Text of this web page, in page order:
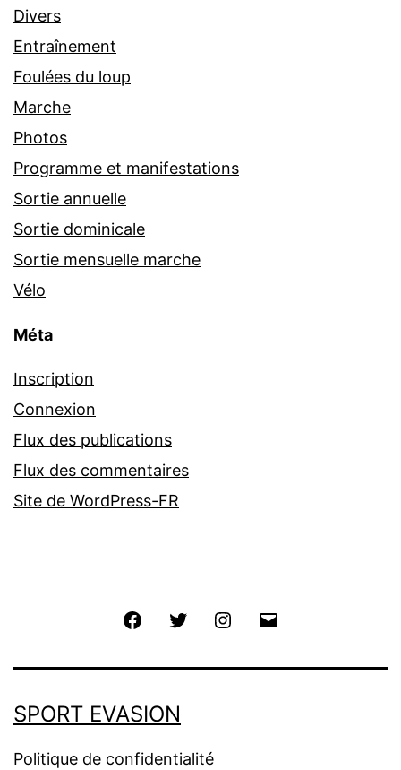
Divers
Entraînement
Foulées du loup
Marche
Photos
Programme et manifestations
Sortie annuelle
Sortie dominicale
Sortie mensuelle marche
Vélo
Méta
Inscription
Connexion
Flux des publications
Flux des commentaires
Site de WordPress-FR
FacebookTwitter Instagram
SPORT EVASION
Politique de confidentialité